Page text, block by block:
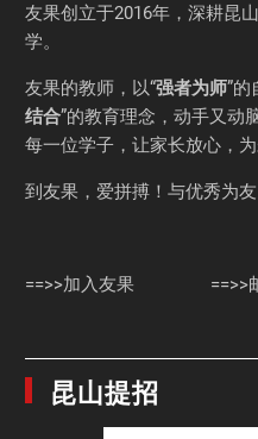
友果创立于2016年，深耕昆
学。
友果的教师，以“强者为师”的
结合”的教育理念，动手又动
每一位学子，让家长放心，为
到友果，爱拼搏！与优秀为友
==>>加入友果 ==>>
昆山提招